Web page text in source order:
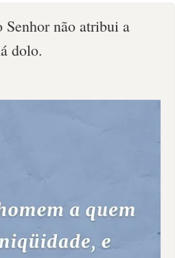
Senhor não atribui a
dolo.